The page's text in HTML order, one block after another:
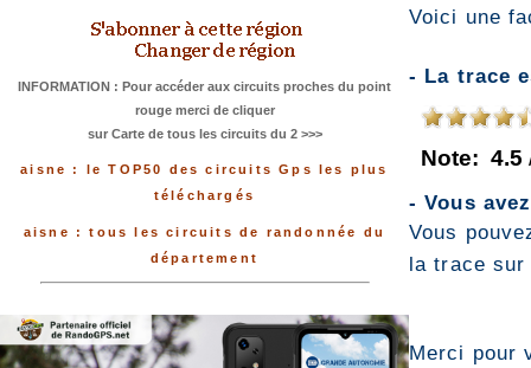
INFORMATION : Pour accéder aux circuits proches du point
rouge merci de cliquer
sur Carte de tous les circuits du 2 >>>
aisne : le TOP50 des circuits Gps les plus
téléchargés
aisne : tous les circuits de randonnée du
département
Voici une
- La trace
Note: 4.5
- Vous
Vous
la trace
Merci pour